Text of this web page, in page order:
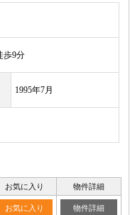
9分
1995年7月
お気に入り 物件詳細
お気に入り 物件詳細